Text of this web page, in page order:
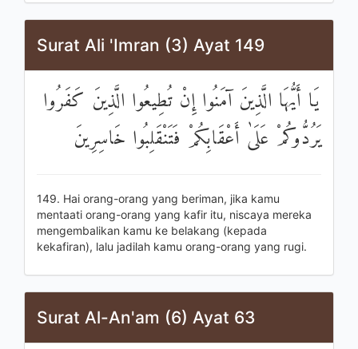
Surat Ali 'Imran (3) Ayat 149
يَا أَيُّهَا الَّذِينَ آمَنُوا إِنْ تُطِيعُوا الَّذِينَ كَفَرُوا
يَرُدُّوكُمْ عَلَىٰ أَعْقَابِكُمْ فَتَنْقَلِبُوا خَاسِرِينَ
149. Hai orang-orang yang beriman, jika kamu
mentaati orang-orang yang kafir itu, niscaya mereka
mengembalikan kamu ke belakang (kepada
kekafiran), lalu jadilah kamu orang-orang yang rugi.
Surat Al-An'am (6) Ayat 63